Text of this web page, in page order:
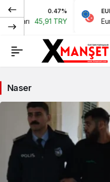
0.47%
Doları 45,91 TRY
Naser